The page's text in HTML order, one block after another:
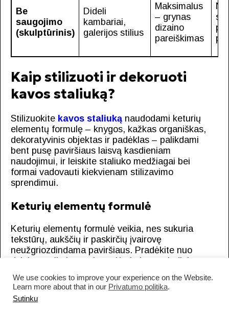
Be
saugojimo
(skulptūrinis)
Dideli
kambariai,
galerijos stilius
Maksimalus
– grynas
dizaino
pareiškimas
Kaip stilizuoti ir dekoruoti
kavos staliuką?
Stilizuokite kavos staliukąnaudodami keturių
elementų formulę – knygos, kažkas organiškas,
dekoratyvinis objektas ir padėklas – palikdami
bent pusę paviršiaus laisvą kasdieniam
naudojimui, ir leiskite staliuko medžiagai bei
formai vadovauti kiekvienam stilizavimo
sprendimui.
Keturių elementų formulė
Keturių elementų formulė veikia, nes sukuria
tekstūrų, aukščių ir paskirčių įvairovę
neužgriozdindama paviršiaus. Pradėkite nuo
dviejų ar trijų knygų krūvelės kaip pagrindinio
augalą, šakelę ar šviežių gėlių – kad suteiktumėte
gyvybės kompozicijai. Padėkite dekoratyvinį
objektą (skulptūrinę figūrėlę, keraminį dubenį,
We use cookies to improve your experience on the Website.
Learn more about that in our Privatumo politika.
Sutinku